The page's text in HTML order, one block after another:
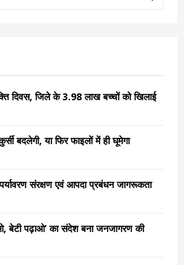
दिवस, जिले के 3.98 लाख बच्चों को खिलाई
बदलेगी, या फिर फाइलों में ही घूमेगा
संरक्षण एवं आपदा प्रबंधन जागरूकता
बेटी पढ़ाओ’ का संदेश बना जनजागरण की